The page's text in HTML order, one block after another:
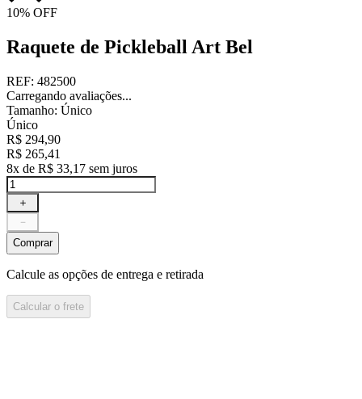
10% OFF
Raquete de Pickleball Art Bel
REF: 482500
Carregando avaliações...
Tamanho: Único
Único
R$ 294,90
R$ 265,41
8x de R$ 33,17 sem juros
＋
－
Comprar
Calcule as opções de entrega e retirada
Calcular o frete